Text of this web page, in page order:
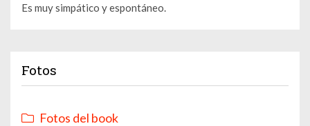
Es muy simpático y espontáneo.
Fotos
Fotos del book